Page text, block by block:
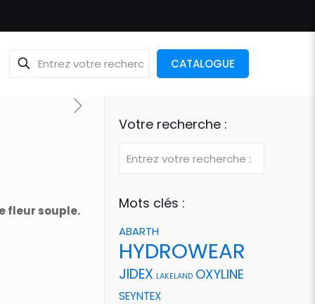
CATALOGUE
fleur souple.
Votre recherche :
Mots clés :
ABARTH
HYDROWEAR
JIDEX LAKELAND OXYLINE
SEYNTEX